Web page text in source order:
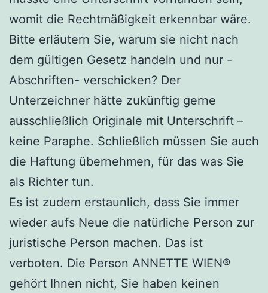
womit die Rechtmäßigkeit erkennbar wäre.
Bitte erläutern Sie, warum sie nicht nach
dem gültigen Gesetz handeln und nur -
Abschriften- verschicken? Der
Unterzeichner hätte zukünftig gerne
ausschließlich Originale mit Unterschrift –
keine Paraphe. Schließlich müssen Sie auch
die Haftung übernehmen, für das was Sie
als Richter tun.
Es ist zudem erstaunlich, dass Sie immer
wieder aufs Neue die natürliche Person zur
juristische Person machen. Das ist
verboten. Die Person ANNETTE WIEN®
gehört Ihnen nicht, Sie haben keinen